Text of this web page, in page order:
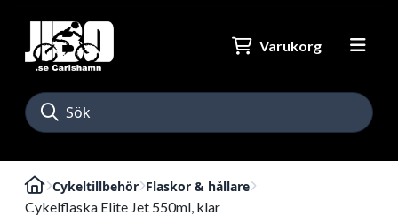
Varukorg
Cykeltillbehör Flaskor & hållare
Cykelflaska Elite Jet 550ml, klar